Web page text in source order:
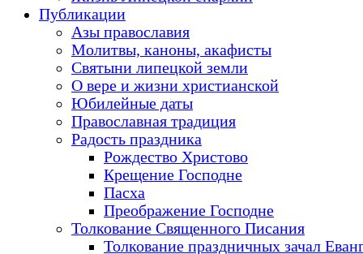
Публикации
Азы православия
Молитвы, каноны, акафисты
Святыни липецкой земли
О вере и жизни христианской
Юбилейные даты
Православная традиция
Радость праздника
Рождество Христово
Крещение Господне
Пасха
Преображение Господне
Толкование Священного Писания
Толкование праздничных зачал